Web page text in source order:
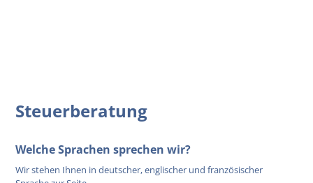
Steuerberatung
Welche Sprachen sprechen wir?
Wir stehen Ihnen in deutscher, englischer und französischer